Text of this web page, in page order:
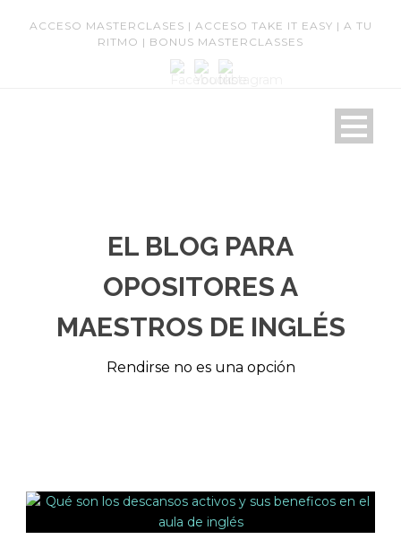
ACCESO MASTERCLASES | ACCESO TAKE IT EASY | A TU
RITMO | BONUS MASTERCLASSES
EL BLOG PARA
OPOSITORES A
MAESTROS DE INGLÉS
Rendirse no es una opción